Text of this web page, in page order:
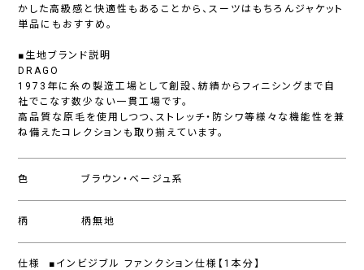
かした高級感と快適性もあることから、スーツはもちろんジャケット
単品にもおすすめ。
■生地ブランド説明
DRAGO
1973年に糸の製造工場として創設、紡績からフィニシングまで自
社でこなす数少ない一貫工場です。
高品質な原毛を使用しつつ、ストレッチ・防シワ等様々な機能性を兼
ね備えたコレクションも取り揃えています。
色 ブラウン・ベージュ系
柄 柄無地
仕様 ■インビジブル ファンクション仕様【1本分】